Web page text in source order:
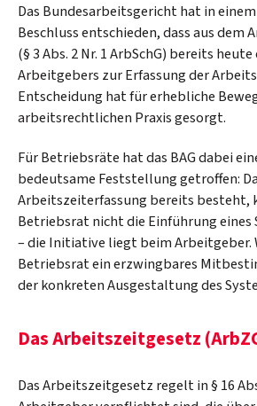
Das Bundesarbeitsgericht hat in
Beschluss entschieden, dass aus dem
(§ 3 Abs. 2 Nr. 1 ArbSchG) bereits
Arbeitgebers zur Erfassung der
Entscheidung hat für erhebliche
arbeitsrechtlichen Praxis gesorgt.
Für Betriebsräte hat das BAG dabei
bedeutsame Feststellung getroffen:
Arbeitszeiterfassung bereits besteht,
Betriebsrat nicht die Einführung eines
– die Initiative liegt beim Arbeitgeber.
Betriebsrat ein erzwingbares
der konkreten Ausgestaltung des
Das Arbeitszeitgesetz
Das Arbeitszeitgesetz regelt in § 16